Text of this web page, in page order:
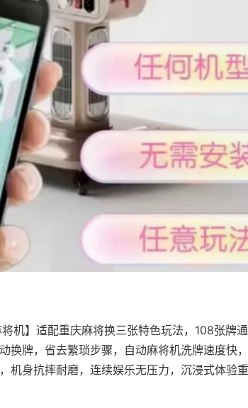
将机】适配重庆麻将换三张特色玩法，108张牌
换牌，省去繁琐步骤，自动麻将机洗牌速度快
机身抗摔耐磨，连续娱乐无压力，沉浸式体验